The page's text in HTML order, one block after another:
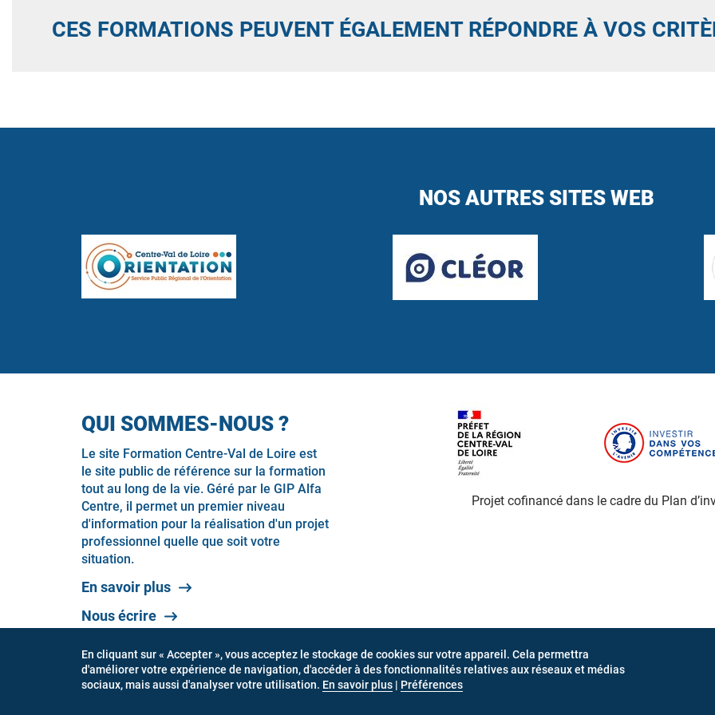
CES FORMATIONS PEUVENT ÉGALEMENT RÉPONDRE À VOS
NOS AUTRES SITES WEB
QUI SOMMES-NOUS ?
Le site Formation Centre-Val de Loire est
le site public de référence sur la formation
tout au long de la vie. Géré par le GIP Alfa
Centre, il permet un premier niveau
d'information pour la réalisation d'un projet
professionnel quelle que soit votre
situation.
En savoir plus
Nous écrire
Projet cofinancé dans le cadre du Plan
Connexion Mentions légales Newsletter
En cliquant sur « Accepter », vous acceptez le stockage de cookies sur votre appareil. Cela permettra
d'améliorer votre expérience de navigation, d'accéder à des fonctionnalités relatives aux réseaux et médias
sociaux, mais aussi d'analyser votre utilisation. En savoir plus | Préférences